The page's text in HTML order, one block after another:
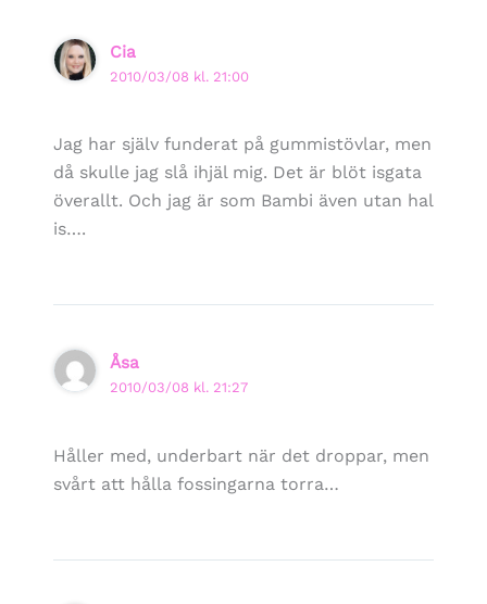
Cia
2010/03/08 kl. 21:00
Jag har själv funderat på gummistövlar, men
då skulle jag slå ihjäl mig. Det är blöt isgata
överallt. Och jag är som Bambi även utan hal
is….
Åsa
2010/03/08 kl. 21:27
Håller med, underbart när det droppar, men
svårt att hålla fossingarna torra…